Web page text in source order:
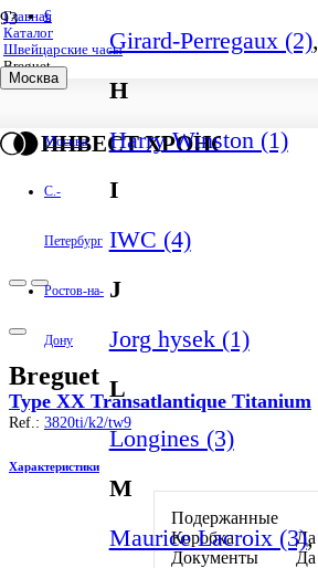
€
Москва
Москва
С.-
Петербург
Ростов-на-
Дону
Girard-Perregaux (2),
H
Harry Winston (1)
I
IWC (4)
J
Jorg hysek (1)
L
Longines (3)
M
Maurice Lacroix (3),
ИНВЕСТ ХРОНО
Главная
Каталог
Швейцарские часы
Breguet
Breguet
Type XX Transatlantique Titanium
Ref.: 3820ti/k2/tw9
Характеристики
Подержанные
Коробка
Да
Документы
Да